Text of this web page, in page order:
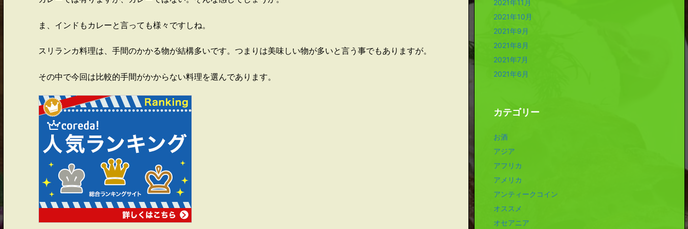
ま、インドもカレーと言っても様々ですしね。
スリランカ料理は、手間のかかる物が結構多いです。つまりは美味しい物が多いと言う事でもありますが。
その中で今回は比較的手間がかからない料理を選んであります。
2021年11月
2021年10月
2021年9月
2021年8月
2021年7月
2021年6月
カテゴリー
お酒
アジア
アフリカ
アメリカ
アンティークコイン
オススメ
オセアニア